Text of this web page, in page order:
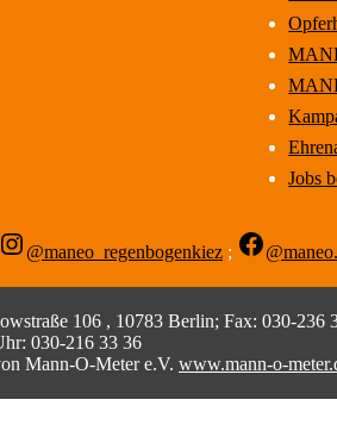
Jobs
@maneo_regenbogenkiez ;
106 , 10783 Berlin; Fax: 030-236
030-216 33 36
Mann-O-Meter e.V. www.mann-o-